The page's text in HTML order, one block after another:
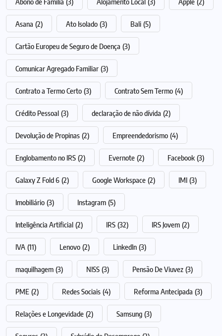
Asana (2) Ato Isolado (3) Bali (5)
Cartão Europeu de Seguro de Doença (3)
Comunicar Agregado Familiar (3)
Contrato a Termo Certo (3) Contrato Sem Termo (4)
Crédito Pessoal (3) declaração de não dívida (2)
Devolução de Propinas (2) Empreendedorismo (4)
Englobamento no IRS (2) Evernote (2) Facebook (3)
Galaxy Z Fold 6 (2) Google Workspace (2) IMI (3)
Imobiliário (3) Instagram (5)
Inteligência Artificial (2) IRS (32) IRS Jovem (2)
IVA (11) Lenovo (2) LinkedIn (3)
maquilhagem (3) NISS (3) Pensão De Viuvez (3)
PME (2) Redes Sociais (4) Reforma Antecipada (3)
Relações e Longevidade (2) Samsung (3)